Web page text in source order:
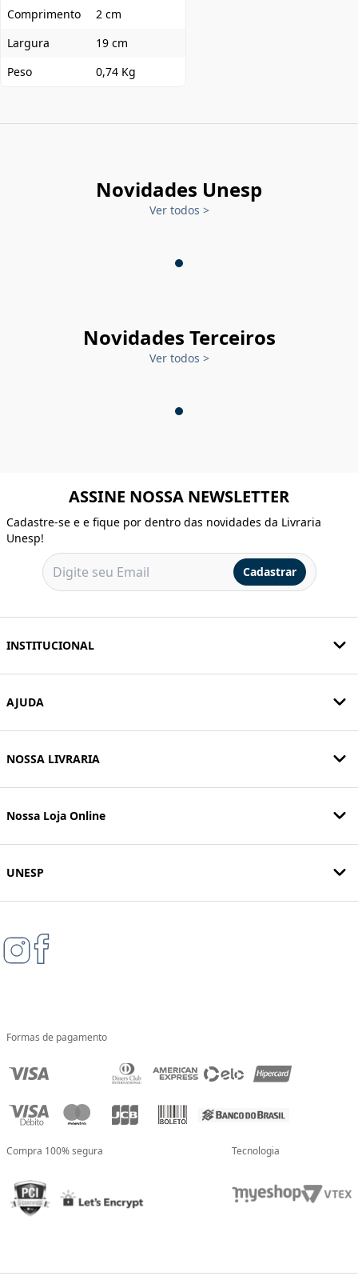
Comprimento
2 cm
Largura
19 cm
Peso
0,74 Kg
Novidades Unesp
Ver todos >
Novidades Terceiros
Ver todos >
ASSINE NOSSA NEWSLETTER
Cadastre-se e e fique por dentro das novidades da Livraria
Unesp!
Cadastrar
INSTITUCIONAL
AJUDA
NOSSA LIVRARIA
Nossa Loja Online
UNESP
Formas de pagamento
Compra 100% segura Tecnologia